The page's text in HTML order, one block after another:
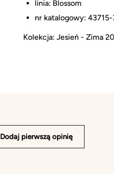
linia: Blossom
nr katalogowy:
Kolekcja: Jesień - Zima
Dodaj pierwszą opinię